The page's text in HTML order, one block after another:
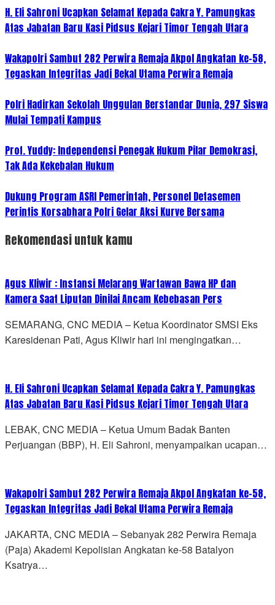
H. Eli Sahroni Ucapkan Selamat Kepada Cakra Y. Pamungkas
Atas Jabatan Baru Kasi Pidsus Kejari Timor Tengah Utara
Wakapolri Sambut 282 Perwira Remaja Akpol Angkatan ke-58,
Tegaskan Integritas Jadi Bekal Utama Perwira Remaja
Polri Hadirkan Sekolah Unggulan Berstandar Dunia, 297 Siswa
Mulai Tempati Kampus
Prof. Yuddy: Independensi Penegak Hukum Pilar Demokrasi,
Tak Ada Kekebalan Hukum
Dukung Program ASRI Pemerintah, Personel Detasemen
Perintis Korsabhara Polri Gelar Aksi Kurve Bersama
Rekomendasi untuk kamu
Agus Kliwir : Instansi Melarang Wartawan Bawa HP dan
Kamera Saat Liputan Dinilai Ancam Kebebasan Pers
SEMARANG, CNC MEDIA – Ketua Koordinator SMSI Eks
Karesidenan Pati, Agus Kliwir hari ini mengingatkan…
H. Eli Sahroni Ucapkan Selamat Kepada Cakra Y. Pamungkas
Atas Jabatan Baru Kasi Pidsus Kejari Timor Tengah Utara
LEBAK, CNC MEDIA – Ketua Umum Badak Banten
Perjuangan (BBP), H. Eli Sahroni, menyampaikan ucapan…
Wakapolri Sambut 282 Perwira Remaja Akpol Angkatan ke-58,
Tegaskan Integritas Jadi Bekal Utama Perwira Remaja
JAKARTA, CNC MEDIA – Sebanyak 282 Perwira Remaja
(Paja) Akademi Kepolisian Angkatan ke-58 Batalyon
Ksatrya…